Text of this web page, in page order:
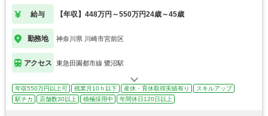
給与 【年収】448万円～550万円24歳～45歳
勤務地 神奈川県 川崎市宮前区
アクセス 東急田園都市線 鷺沼駅
年収550万円以上可 残業月10ｈ以下 産休・育休取得実績有り
スキルアップ
駅チカ
店舗数30以上 積極採用中 年間休日120日以上